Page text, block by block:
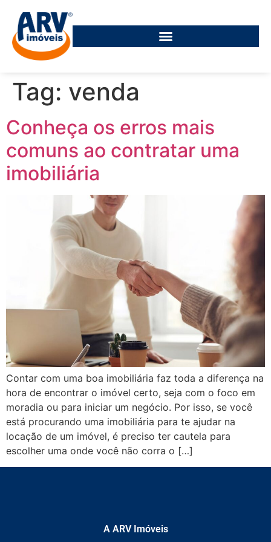
Tag: venda
Conheça os erros mais
comuns ao contratar uma
imobiliária
Contar com uma boa imobiliária faz toda a diferença na
hora de encontrar o imóvel certo, seja com o foco em
moradia ou para iniciar um negócio. Por isso, se você
está procurando uma imobiliária para te ajudar na
locação de um imóvel, é preciso ter cautela para
escolher uma onde você não corra o […]
A ARV Imóveis